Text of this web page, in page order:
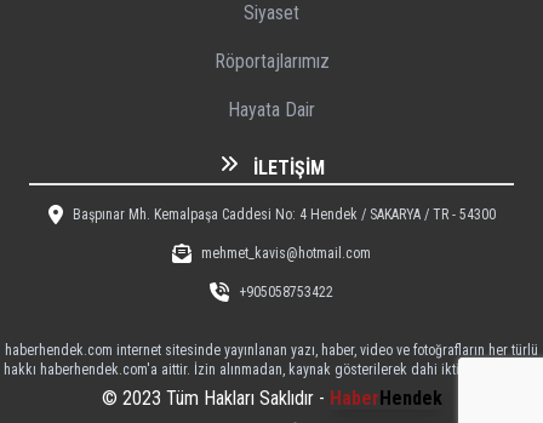
Siyaset
Röportajlarımız
Hayata Dair
İLETIŞIM
Başpınar Mh. Kemalpaşa Caddesi No: 4 Hendek / SAKARYA / TR - 54300
mehmet_kavis@hotmail.com
+905058753422
haberhendek.com internet sitesinde yayınlanan yazı, haber, video ve fotoğrafların her türlü
hakkı haberhendek.com'a aittir. İzin alınmadan, kaynak gösterilerek dahi iktibas edilemez
© 2023 Tüm Hakları Saklıdır - Haber Hendek